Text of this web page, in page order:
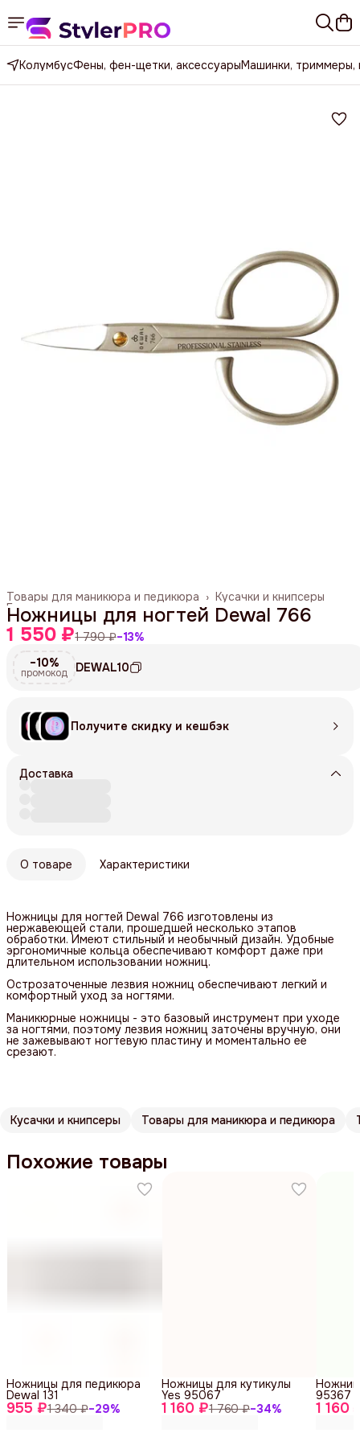
КолумбусФены, фен-щетки, аксессуарыМашинки, триммеры,
Кусачки и книпсеры
Товары для маникюра и педикюра ›
Главная
Ножницы для ногтей Dewal 766
1 550 ₽1 790 ₽−13%
−10%
промокод DEWAL10
Получите скидку и кешбэк
Доставка
О товаре Характеристики
Ножницы для ногтей Dewal 766 изготовлены из
нержавеющей стали, прошедшей несколько этапов
обработки. Имеют стильный и необычный дизайн. Удобные
эргономичные кольца обеспечивают комфорт даже при
длительном использовании ножниц.
Острозаточенные лезвия ножниц обеспечивают легкий и
комфортный уход за ногтями.
Маникюрные ножницы - это базовый инструмент при уходе
за ногтями, поэтому лезвия ножниц заточены вручную, они
не зажевывают ногтевую пластину и моментально ее
срезают.
Кусачки и книпсеры Товары для маникюра и педикюра
Похожие товары
955 ₽1 340 ₽−29%
Ножницы для педикюра
Dewal 131
1 160 ₽1 760 ₽−34%
Ножницы для кутикулы
Yes 95067
1 160
95367